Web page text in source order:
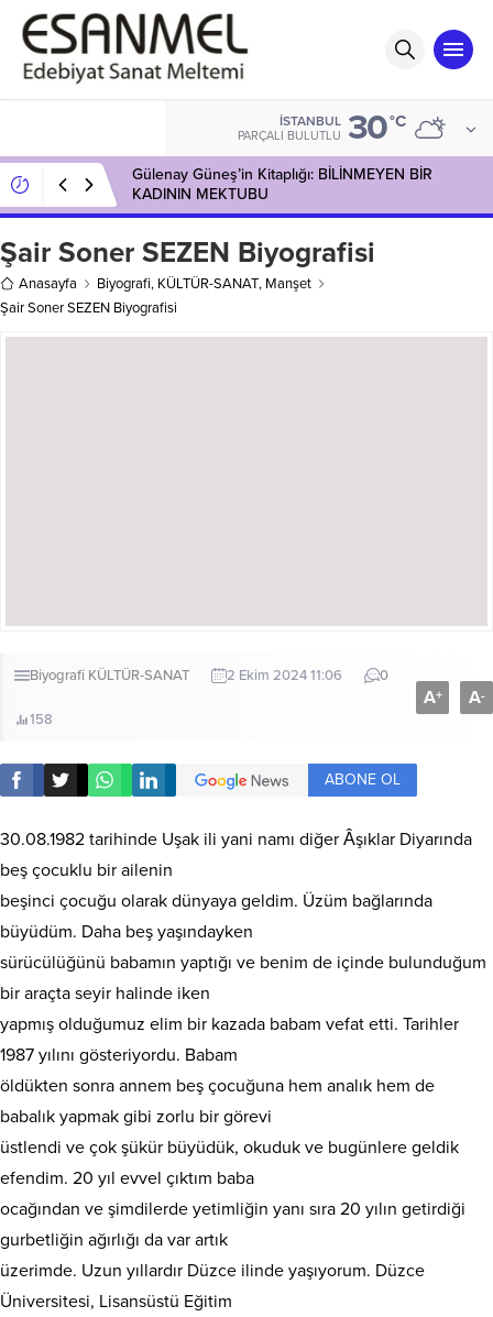
İSTANBUL
PARÇALI BULUTLU 30°C
Gülenay Güneş’in Kitaplığı: BİLİNMEYEN BİR
KADININ MEKTUBU
Şair Soner SEZEN Biyografisi
Anasayfa Biyografi, KÜLTÜR-SANAT, Manşet
Şair Soner SEZEN Biyografisi
Biyografi KÜLTÜR-SANAT 2 Ekim 2024 11:06 0
158
A+ A-
ABONE OL
30.08.1982 tarihinde Uşak ili yani namı diğer Âşıklar Diyarında
beş çocuklu bir ailenin
beşinci çocuğu olarak dünyaya geldim. Üzüm bağlarında
büyüdüm. Daha beş yaşındayken
sürücülüğünü babamın yaptığı ve benim de içinde bulunduğum
bir araçta seyir halinde iken
yapmış olduğumuz elim bir kazada babam vefat etti. Tarihler
1987 yılını gösteriyordu. Babam
öldükten sonra annem beş çocuğuna hem analık hem de
babalık yapmak gibi zorlu bir görevi
üstlendi ve çok şükür büyüdük, okuduk ve bugünlere geldik
efendim. 20 yıl evvel çıktım baba
ocağından ve şimdilerde yetimliğin yanı sıra 20 yılın getirdiği
gurbetliğin ağırlığı da var artık
üzerimde. Uzun yıllardır Düzce ilinde yaşıyorum. Düzce
Üniversitesi, Lisansüstü Eğitim